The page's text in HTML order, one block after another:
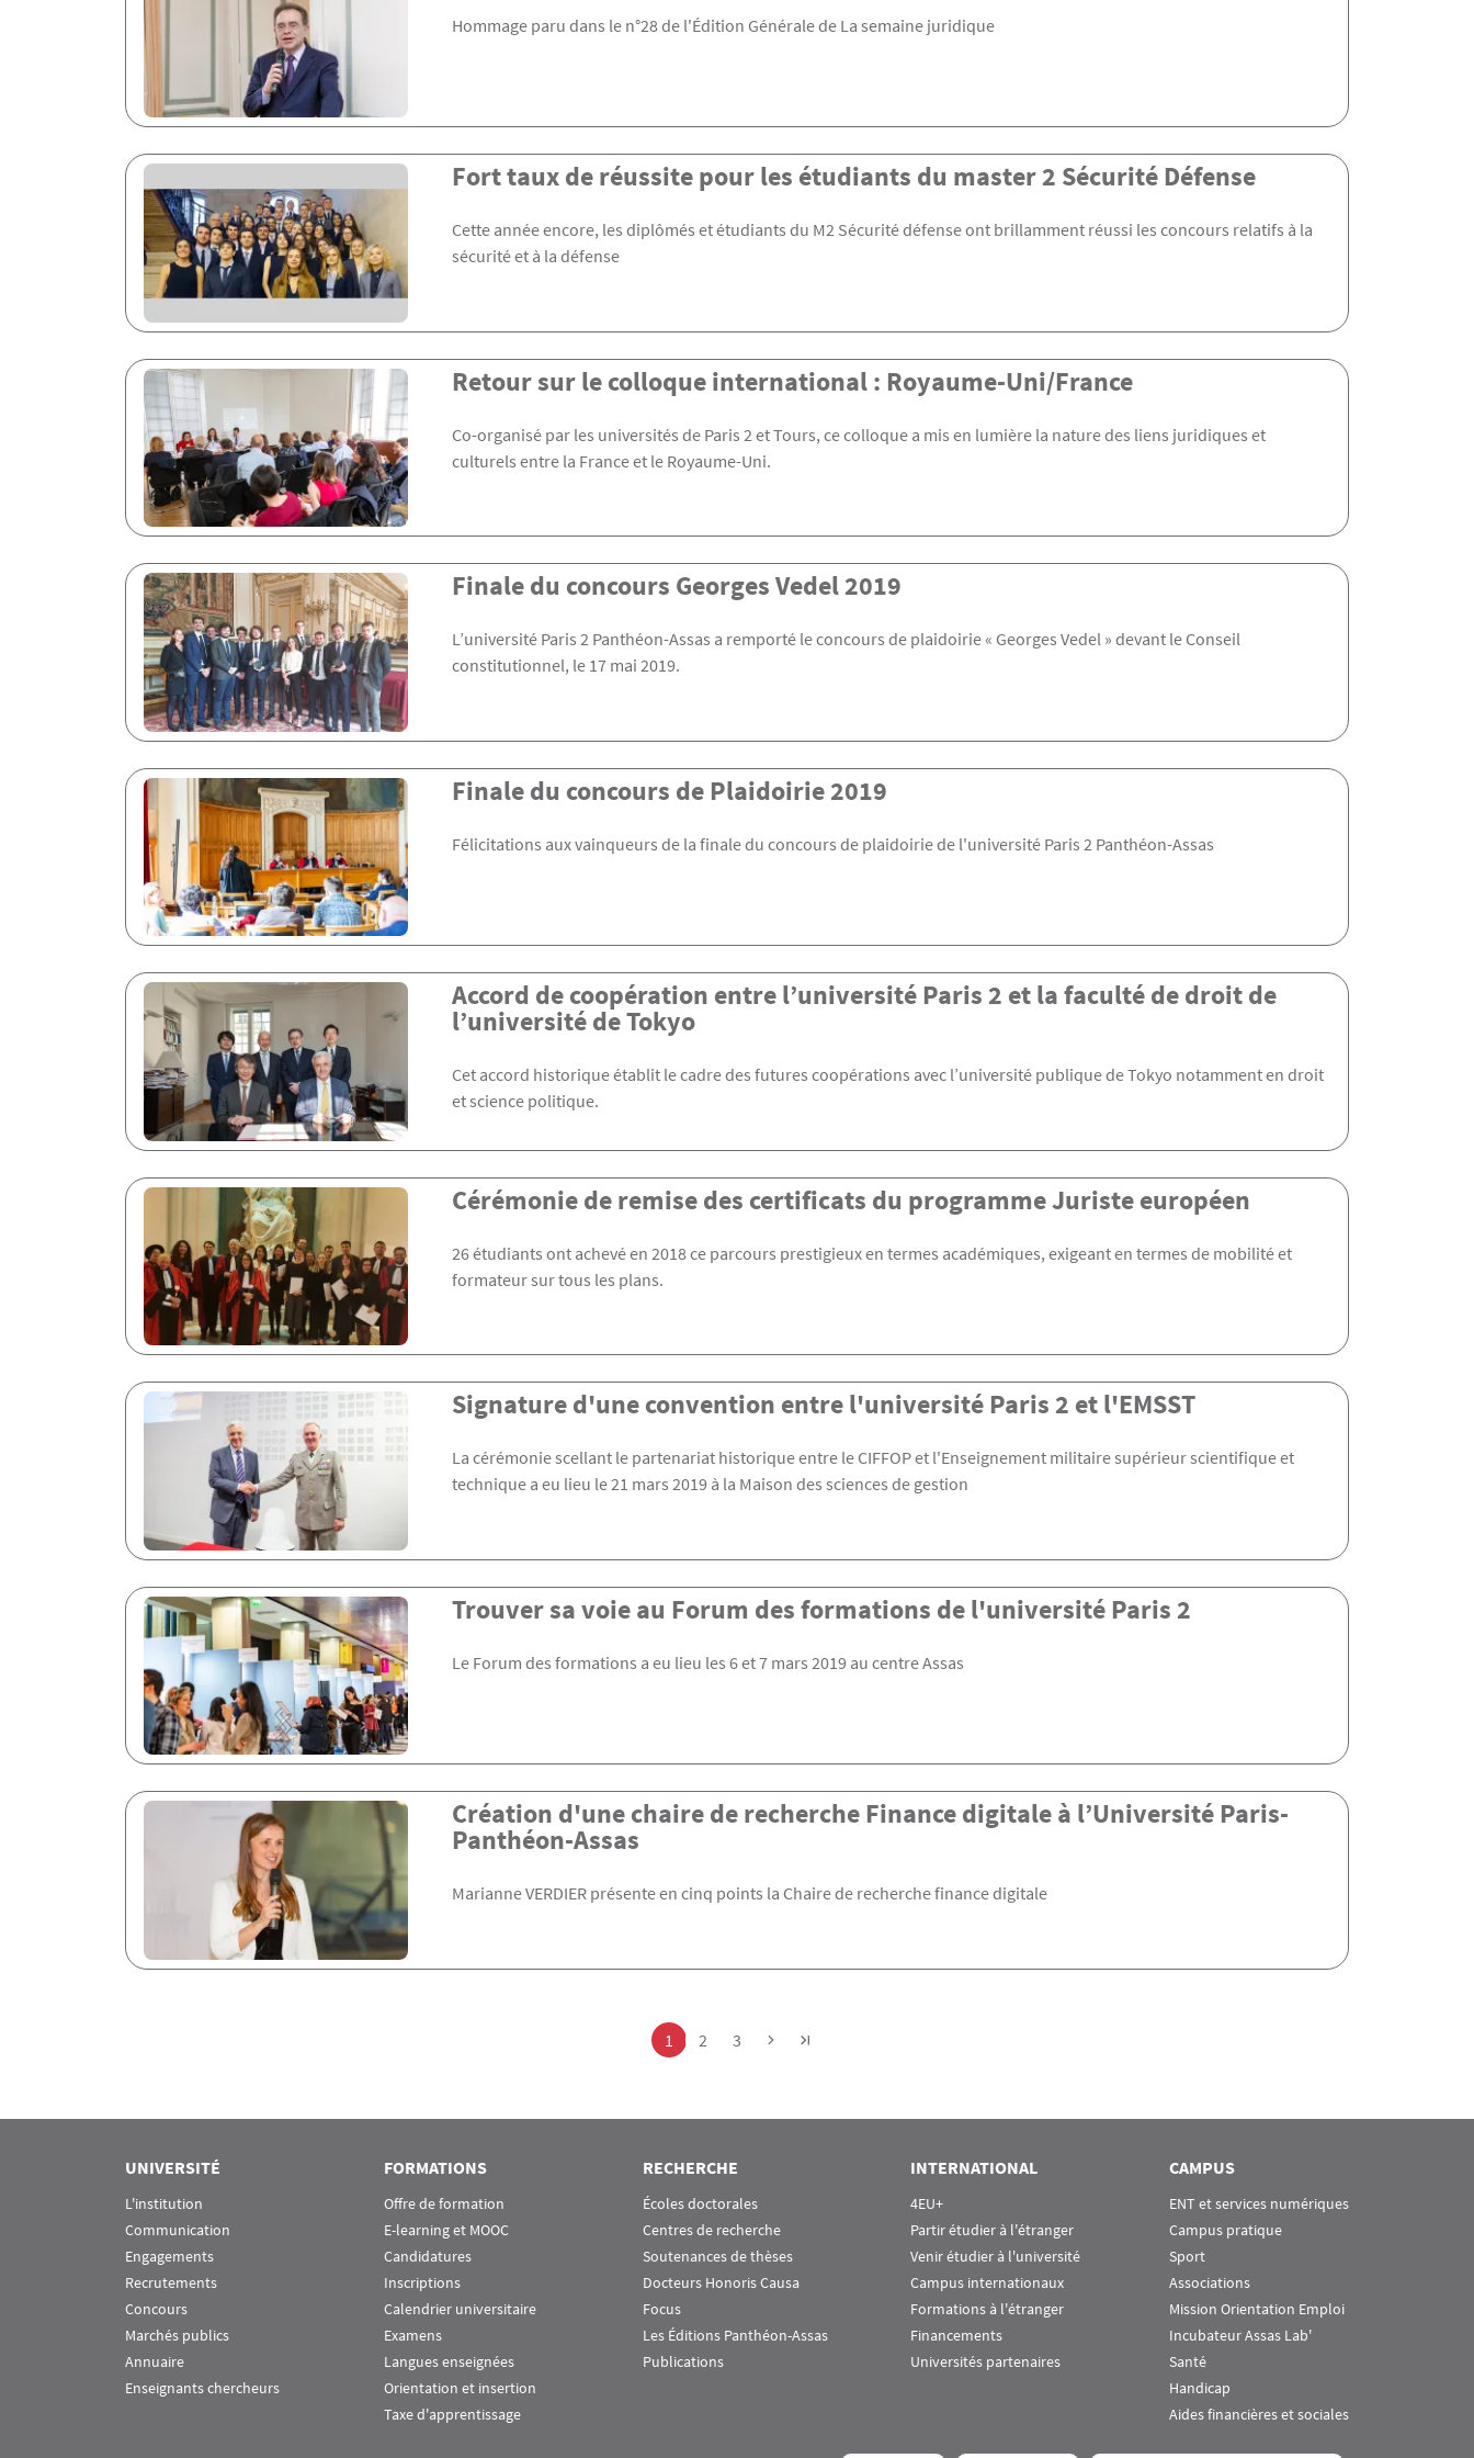
Hommage paru dans le n°28 de l'Édition Générale de La semaine juridique
Fort taux de réussite pour les étudiants du master 2 Sécurité Défense
Cette année encore, les diplômés et étudiants du M2 Sécurité défense ont brillamment réussi les concours relatifs à la
sécurité et à la défense
Retour sur le colloque international : Royaume-Uni/France
Co-organisé par les universités de Paris 2 et Tours, ce colloque a mis en lumière la nature des liens juridiques et
culturels entre la France et le Royaume-Uni.
Finale du concours Georges Vedel 2019
L’université Paris 2 Panthéon-Assas a remporté le concours de plaidoirie « Georges Vedel » devant le Conseil
constitutionnel, le 17 mai 2019.
Finale du concours de Plaidoirie 2019
Félicitations aux vainqueurs de la finale du concours de plaidoirie de l'université Paris 2 Panthéon-Assas
Accord de coopération entre l’université Paris 2 et la faculté de droit de
l’université de Tokyo
Cet accord historique établit le cadre des futures coopérations avec l’université publique de Tokyo notamment en droit
et science politique.
Cérémonie de remise des certificats du programme Juriste européen
26 étudiants ont achevé en 2018 ce parcours prestigieux en termes académiques, exigeant en termes de mobilité et
formateur sur tous les plans.
Signature d'une convention entre l'université Paris 2 et l'EMSST
La cérémonie scellant le partenariat historique entre le CIFFOP et l'Enseignement militaire supérieur scientifique et
technique a eu lieu le 21 mars 2019 à la Maison des sciences de gestion
Trouver sa voie au Forum des formations de l'université Paris 2
Le Forum des formations a eu lieu les 6 et 7 mars 2019 au centre Assas
Création d'une chaire de recherche Finance digitale à l’Université Paris-
Panthéon-Assas
Marianne VERDIER présente en cinq points la Chaire de recherche finance digitale
Page
1 Page
2 Page
3
UNIVERSITÉ
L'institution
Communication
Engagements
Recrutements
Concours
Marchés publics
Annuaire
Enseignants chercheurs
FORMATIONS
Offre de formation
E-learning et MOOC
Candidatures
Inscriptions
Calendrier universitaire
Examens
Langues enseignées
Orientation et insertion
Taxe d'apprentissage
RECHERCHE
Écoles doctorales
Centres de recherche
Soutenances de thèses
Docteurs Honoris Causa
Focus
Les Éditions Panthéon-Assas
Publications
INTERNATIONAL
4EU+
Partir étudier à l'étranger
Venir étudier à l'université
Campus internationaux
Formations à l'étranger
Financements
Universités partenaires
CAMPUS
ENT et services numériques
Campus pratique
Sport
Associations
Mission Orientation Emploi
Incubateur Assas Lab'
Santé
Handicap
Aides financières et sociales